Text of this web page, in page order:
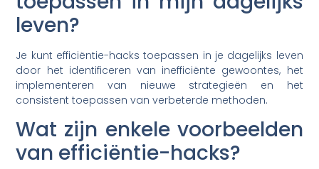
leven?
Je kunt efficiëntie-hacks toepassen in je dagelijks leven
door het identificeren van inefficiënte gewoontes, het
implementeren van nieuwe strategieën en het
consistent toepassen van verbeterde methoden.
Wat zijn enkele voorbeelden
van efficiëntie-hacks?